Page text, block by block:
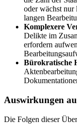
oder wächst nur
langen
Komplexere
Delikte im
erfordern
Bürokratische
Auswirkungen
Die Folgen dieser